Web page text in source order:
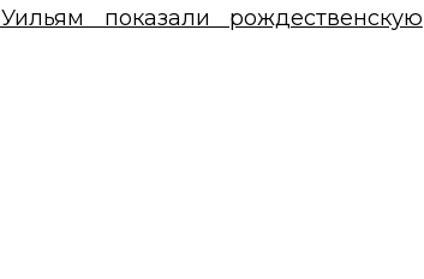
показали рождественскую